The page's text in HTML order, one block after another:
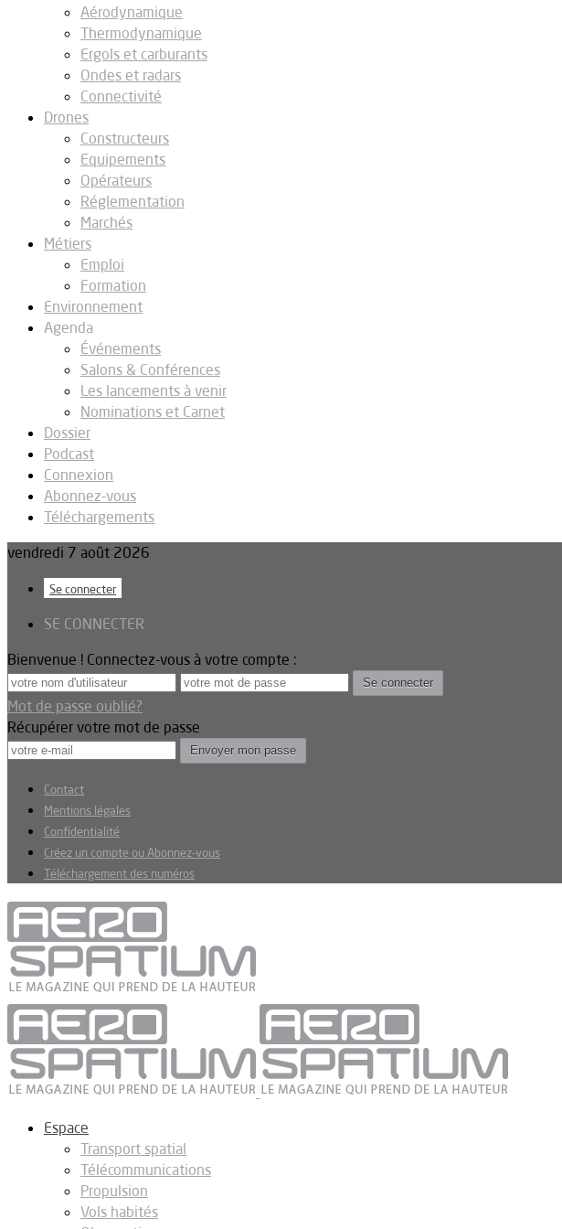
Aérodynamique
Thermodynamique
Ergols et carburants
Ondes et radars
Connectivité
Drones
Constructeurs
Equipements
Opérateurs
Réglementation
Marchés
Métiers
Emploi
Formation
Environnement
Agenda
Événements
Salons & Conférences
Les lancements à venir
Nominations et Carnet
Dossier
Podcast
Connexion
Abonnez-vous
Téléchargements
vendredi 7 août 2026
Se connecter
SE CONNECTER
Bienvenue ! Connectez-vous à votre compte :
Mot de passe oublié?
Récupérer votre mot de passe
Contact
Mentions légales
Confidentialité
Créez un compte ou Abonnez-vous
Téléchargement des numéros
Espace
Transport spatial
Télécommunications
Propulsion
Vols habités